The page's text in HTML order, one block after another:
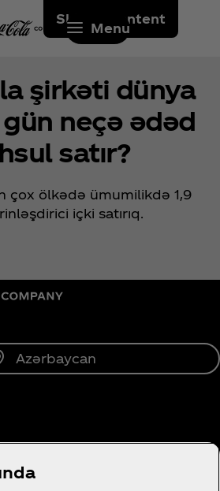
Skip to content
Menu
şirkəti dünya
neçə ədəd
satır?
çox ölkədə ümumilikdə 1,9
içki satırıq.
Azərbaycan